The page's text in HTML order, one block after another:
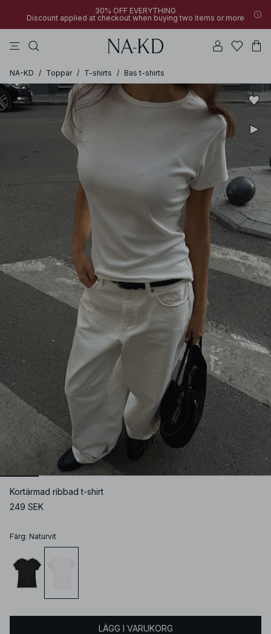
30% OFF EVERYTHING
Discount applied at checkout when buying two items or more
NA-KD / Toppar / T-shirts / Bas t-shirts
Kortärmad ribbad t-shirt
249 SEK
Färg: Naturvit
LÄGG I VARUKORG